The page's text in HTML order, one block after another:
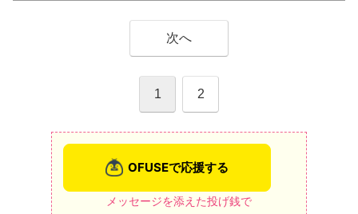
次へ
1 2
メッセージを添えた投げ銭で